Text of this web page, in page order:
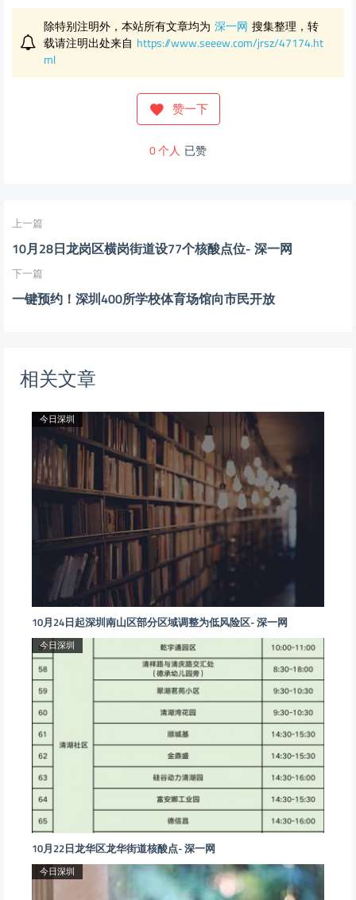
除特别注明外，本站所有文章均为 深一网 搜集整理，转
载请注明出处来自 https://www.seeew.com/jrsz/47174.ht
ml
赞一下
0个人 已赞
上一篇
10月28日龙岗区横岗街道设77个核酸点位- 深一网
下一篇
一键预约！深圳400所学校体育场馆向市民开放
相关文章
今日深圳
10月24日起深圳南山区部分区域调整为低风险区- 深一网
今日深圳
10月22日龙华区龙华街道核酸点- 深一网
今日深圳